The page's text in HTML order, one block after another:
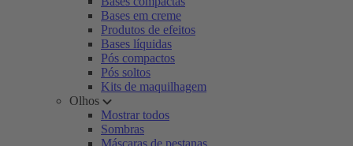
Bases em creme
Produtos de efeitos
Bases líquidas
Pós compactos
Pós soltos
Kits de maquilhagem
Olhos
Mostrar todos
Sombras
Máscaras de pestanas